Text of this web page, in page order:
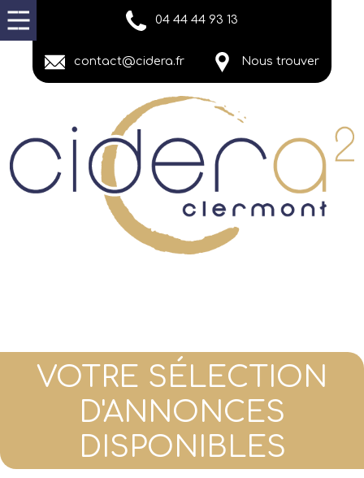
04 44 44 93 13
contact@cidera.fr Nous trouver
VOTRE SÉLECTION
D'ANNONCES
DISPONIBLES